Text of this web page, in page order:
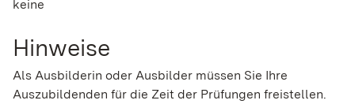
keine
Hinweise
Als Ausbilderin oder Ausbilder müssen Sie Ihre
Auszubildenden für die Zeit der Prüfungen freistellen.